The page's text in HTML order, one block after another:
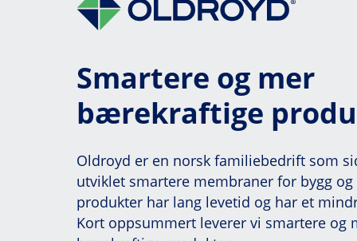
Smartere og mer
bærekraftige
Oldroyd er en norsk familiebedrift som
utviklet smartere membraner for bygg og
produkter har lang levetid og har et
Kort oppsummert leverer vi smartere og